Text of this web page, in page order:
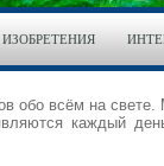
ИЗОБРЕТЕНИЯ
обо всём на
каждый